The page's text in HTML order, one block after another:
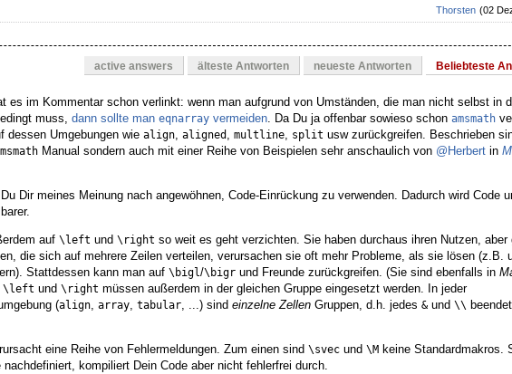
(02
Thorsten
active answers älteste Antworten neueste Antworten Beliebteste
es im Kommentar schon verlinkt: wenn man aufgrund von Umständen, die man nicht selbst in
muss, dann sollte man eqnarray vermeiden. Da Du ja offenbar sowieso schon amsmath
dessen Umgebungen wie align, aligned , multline, split usw zurückgreifen. Beschrieben
Manual sondern auch mit einer Reihe von Beispielen sehr anschaulich von @Herbert in
Dir meines Meinung nach angewöhnen, Code-Einrückung zu verwenden. Dadurch wird Code
auf \left und \right so weit es geht verzichten. Sie haben durchaus ihren Nutzen, aber
die sich auf mehrere Zeilen verteilen, verursachen sie oft mehr Probleme, als sie lösen (z.B.
Stattdessen kann man auf \bigl/\bigr und Freunde zurückgreifen. (Sie sind ebenfalls in
\left und \right müssen außerdem in der gleichen Gruppe eingesetzt werden. In jeder
(align, array, tabular, ...) sind einzelne Zellen Gruppen, d.h. jedes & und \\
eine Reihe von Fehlermeldungen. Zum einen sind \svec und \M keine Standardmakros.
nachdefiniert, kompiliert Dein Code aber nicht fehlerfrei durch.